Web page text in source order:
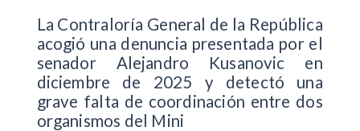
La Contraloría General de la República
acogió una denuncia presentada por el
senador Alejandro Kusanovic en
diciembre de 2025 y detectó una
grave falta de coordinación entre dos
organismos del Mini